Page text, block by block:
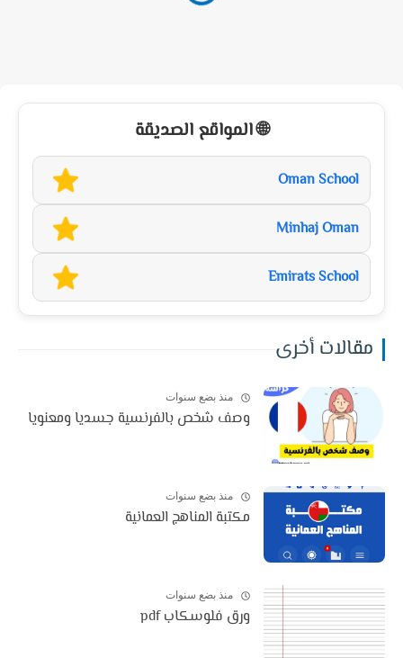
🌐 المواقع الصديقة
Oman School
Minhaj Oman
Emirats School
مقالات أخرى
منذ بضع سنوات
وصف شخص بالفرنسية جسديا ومعنويا
منذ بضع سنوات
مكتبة المناهج العمانية
منذ بضع سنوات
ورق فلوسكاب pdf